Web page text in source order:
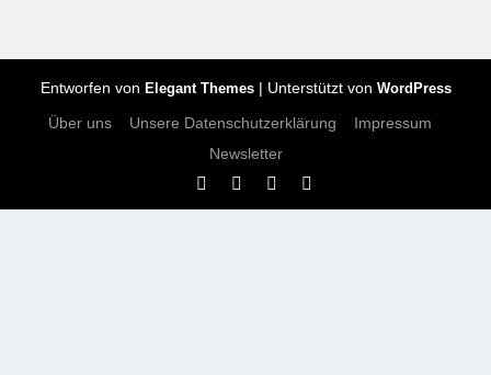
Entworfen von Elegant Themes| Unterstützt von WordPress
Über uns Unsere Datenschutzerklärung
Impressum
Newsletter